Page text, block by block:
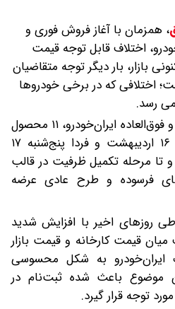
، همزمان با آغاز فروش فوری و
اختلاف قابل توجه قیمت
بازار، بار دیگر توجه متقاضیان
اختلافی که در برخی خودروها
رسد.
با شروع طرح فروش فوری و فوق‌العاده ایران‌خودرو، ۱۱ محصول
این شرکت امروز چهارشنبه ۱۶ اردیبهشت و فردا پنج‌شنبه ۱۷
تا مرحله تکمیل ظرفیت در قالب
فرسوده و طرح عادی عرضه
روزهای اخیر با افزایش شدید
قیمت کارخانه و قیمت بازار
ایران‌خودرو به شکل محسوسی
موضوع باعث شده ثبت‌نام در
توجه قرار گیرد.